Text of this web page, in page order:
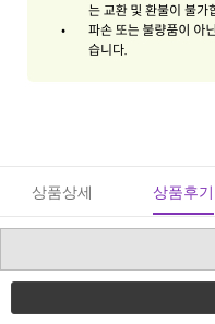
상품상세 상품후기